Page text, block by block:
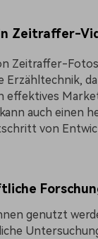
Zeitraffer-
Zeitraffer-
Erzähltechnik,
effektives
auch einen
von
genutzt